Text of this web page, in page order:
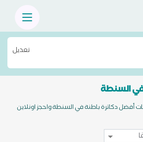
تعديل
السنطة
أفضل دكاترة باطنة في السنطة واحجز اونلاين